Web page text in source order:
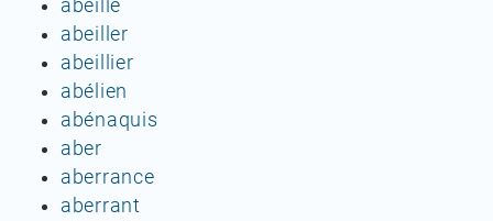
abeille
abeiller
abeillier
abélien
abénaquis
aber
aberrance
aberrant